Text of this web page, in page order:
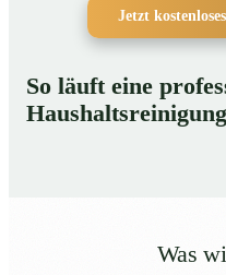
Jetzt
So läuft eine
Was